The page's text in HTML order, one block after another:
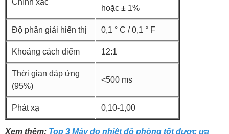
hoặc ± 1%
Độ phân giải hiển thị 0,1 ° C / 0,1 ° F
Khoảng cách điểm 12:1
Thời gian đáp ứng
(95%)
<500 ms
Phát xạ 0,10-1,00
Xem thêm: Top 3 Máy đo nhiệt độ phòng tốt được ưa